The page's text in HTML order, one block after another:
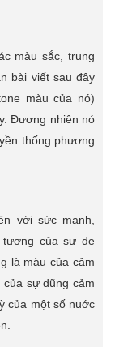
màu sắc, trung
bài viết sau đây
màu của nó)
Đương nhiên nó
thống phương
với sức mạnh,
tượng của sự đe
là màu của cảm
sự dũng cảm
của một số nuớc